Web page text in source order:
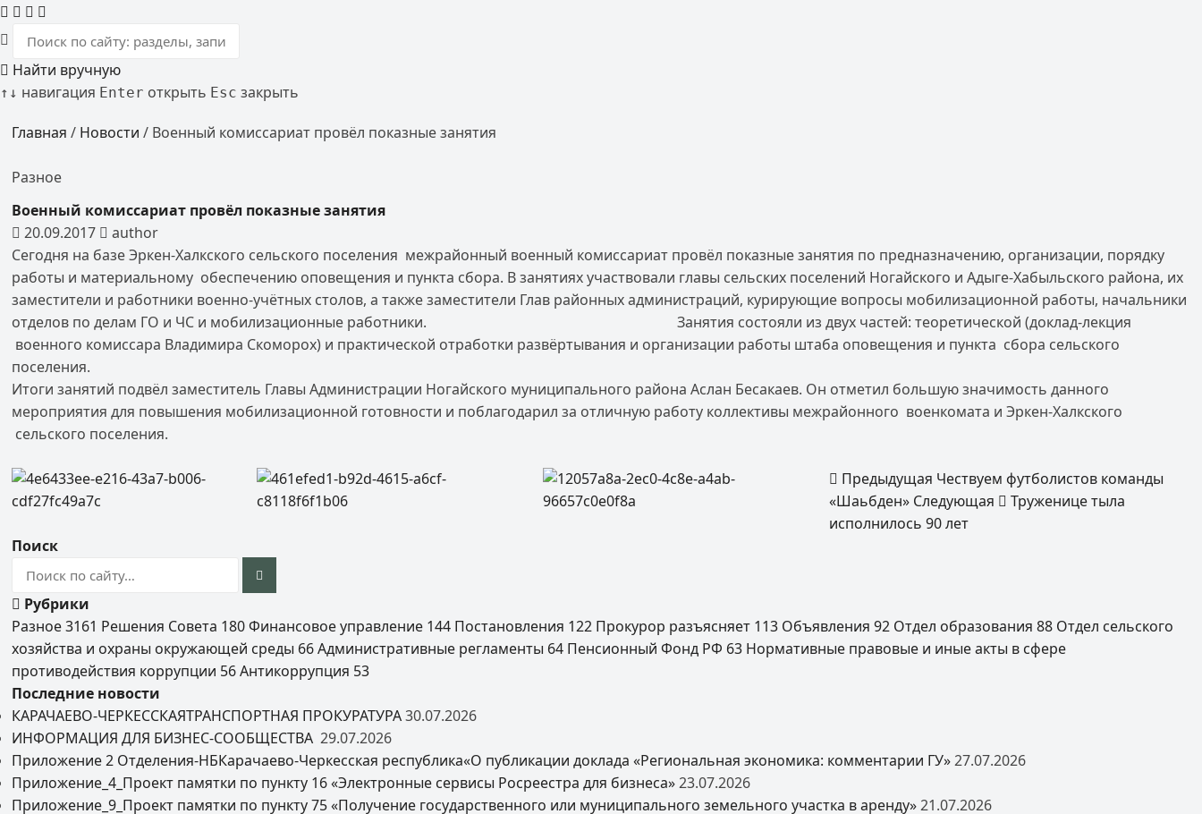
Найти вручную
↑ ↓ навигация Enter открыть Esc закрыть
Главная / Новости / Военный комиссариат провёл показные занятия
Разное
Военный комиссариат провёл показные занятия
20.09.2017
author
Сегодня на базе Эркен-Халкского сельского поселения межрайонный военный комиссариат провёл показные занятия по предназначению, организации, порядку
работы и материальному обеспечению оповещения и пункта сбора. В занятиях участвовали главы сельских поселений Ногайского и Адыге-Хабыльского района, их
заместители и работники военно-учётных столов, а также заместители Глав районных администраций, курирующие вопросы мобилизационной работы, начальники
отделов по делам ГО и ЧС и мобилизационные работники. Занятия состояли из двух частей: теоретической (доклад-лекция
военного комиссара Владимира Скоморох) и практической отработки развёртывания и организации работы штаба оповещения и пункта сбора сельского
поселения.
Итоги занятий подвёл заместитель Главы Администрации Ногайского муниципального района Аслан Бесакаев. Он отметил большую значимость данного
мероприятия для повышения мобилизационной готовности и поблагодарил за отличную работу коллективы межрайонного военкомата и Эркен-Халкского
сельского поселения.
Предыдущая Чествуем футболистов команды
«Шаьбден» Следующая
Труженице тыла
исполнилось 90 лет
Поиск
Рубрики
Разное3161 Решения Совета 180Финансовое управление 144 Постановления 122 Прокурор разъясняет 113 Объявления92 Отдел образования88 Отдел сельского
хозяйства и охраны окружающей среды 66Административные регламенты 64 Пенсионный Фонд РФ 63 Нормативные правовые и иные акты в сфере
противодействия коррупции 56Антикоррупция 53
Последние новости
КАРАЧАЕВО-ЧЕРКЕССКАЯТРАНСПОРТНАЯ ПРОКУРАТУРА30.07.2026
ИНФОРМАЦИЯ ДЛЯ БИЗНЕС-СООБЩЕСТВА 29.07.2026
Приложение 2 Отделения-НБКарачаево-Черкесская республика«О публикации доклада «Региональная экономика: комментарии ГУ»27.07.2026
Приложение_4_Проект памятки по пункту 16 «Электронные сервисы Росреестра для бизнеса»23.07.2026
Приложение_9_Проект памятки по пункту 75 «Получение государственного или муниципального земельного участка в аренду»21.07.2026